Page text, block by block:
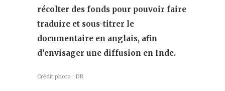
récolter des fonds pour pouvoir faire
traduire et sous-titrer le
documentaire en anglais, afin
d’envisager une diffusion en Inde.
Crédit photo : DR